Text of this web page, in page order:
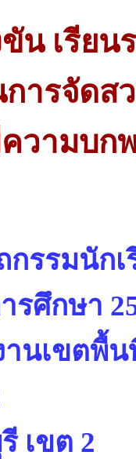
น เรียน
ารจัดส
วามบก
รรมนัก
รศึกษา
านเขตพื้
เขต 2